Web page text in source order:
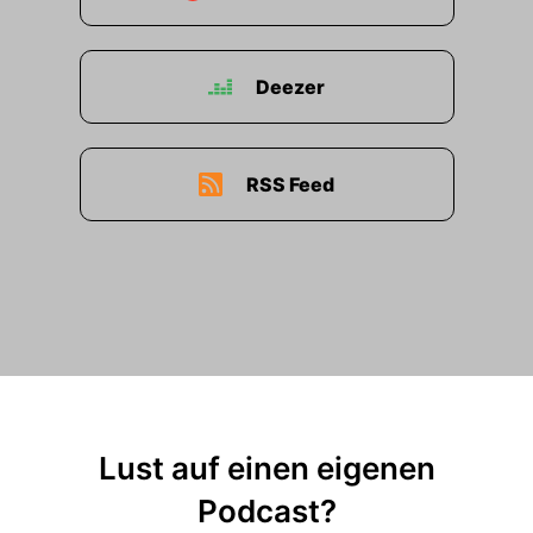
00:00:39: Wir brauchen Synergien!
00:00:44: Ach, das wird schon schiefgehen...
Das
00:00:49: es geht ja auch um meine Karriere!
00:00:53: Äh.. Ja...?
Deezer
RSS Feed
Lust auf einen eigenen
Podcast?